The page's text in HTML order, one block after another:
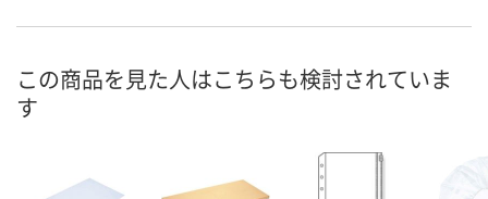
号
お届け日
この商品を見た人はこちらも検討されていま
す